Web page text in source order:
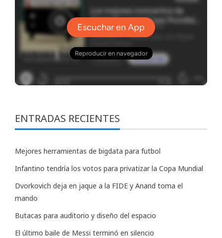
ENTRADAS RECIENTES
Mejores herramientas de bigdata para futbol
Infantino tendría los votos para privatizar la Copa Mundial
Dvorkovich deja en jaque a la FIDE y Anand toma el
mando
Butacas para auditorio y diseño del espacio
El último baile de Messi terminó en silencio